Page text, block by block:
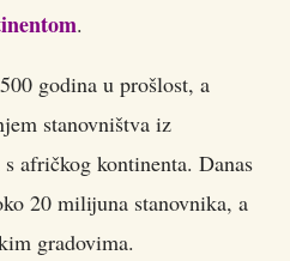
.
godina u prošlost, a
stanovništva iz
afričkog kontinenta. Danas
20 milijuna stanovnika, a
gradovima.